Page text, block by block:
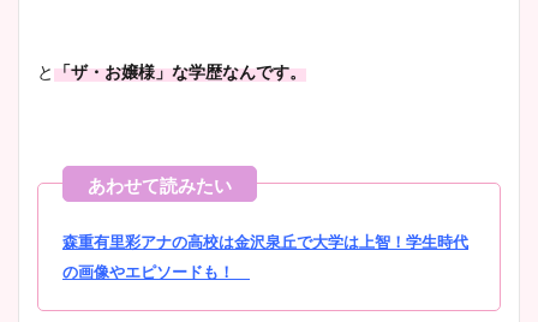
と「ザ・お嬢様」な学歴なんです。
森重有里彩アナの高校は金沢泉丘で大学は上智！学生時代
の画像やエピソードも！